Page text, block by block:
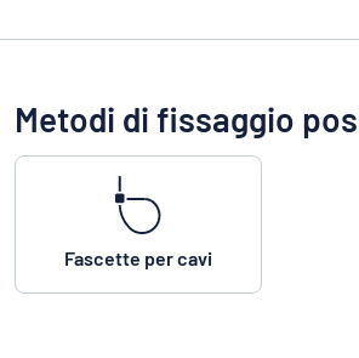
Metodi di fissaggio
Fascette per cavi